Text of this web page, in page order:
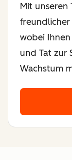
Mit unseren
wobei
und Tat zur
Wachstum